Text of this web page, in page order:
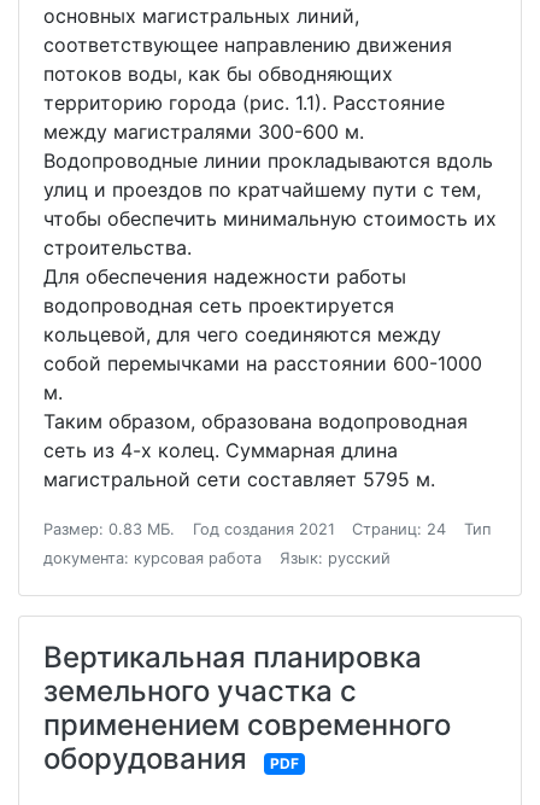
основных магистральных линий,
соответствующее направлению движения
потоков воды, как бы обводняющих
территорию города (рис. 1.1). Расстояние
между магистралями 300-600 м.
Водопроводные линии прокладываются вдоль
улиц и проездов по кратчайшему пути с тем,
чтобы обеспечить минимальную стоимость их
строительства.
Для обеспечения надежности работы
водопроводная сеть проектируется
кольцевой, для чего соединяются между
собой перемычками на расстоянии 600-1000
м.
Таким образом, образована водопроводная
сеть из 4-х колец. Суммарная длина
магистральной сети составляет 5795 м.
Размер: 0.83 МБ. Год создания 2021 Страниц: 24
Тип
документа: курсовая работа
Язык: русский
Вертикальная планировка
земельного участка с
применением современного
оборудования
PDF